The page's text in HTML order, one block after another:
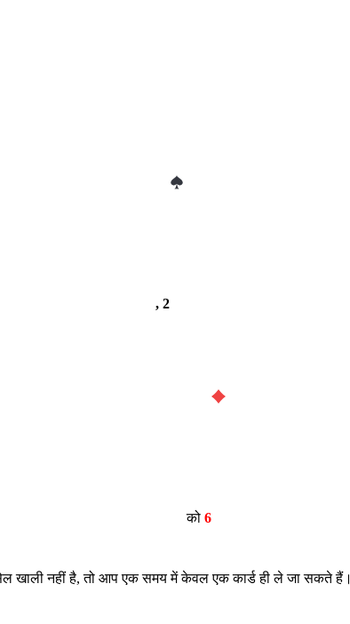
, 2
को 6
खाली नहीं है, तो आप एक समय में केवल एक कार्ड ही ले जा सकते हैं।